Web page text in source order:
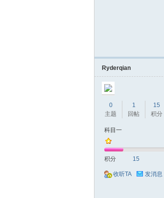
Ryderqian
0
主题
1
回帖
15
积分
科目一
积分 15
收听TA 发消息